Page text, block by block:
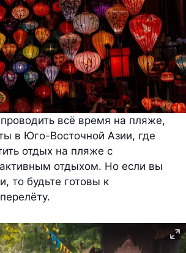
проводить всё время на пляже,
в Юго-Восточной Азии, где
отдых на пляже с
отдыхом. Но если вы
то будьте готовы к